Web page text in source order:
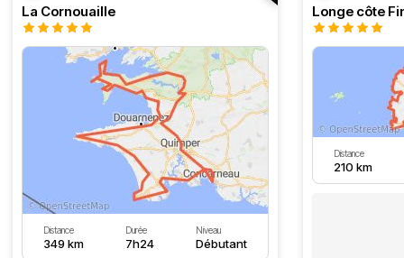
La Cornouaille
Distance
349 km
Durée
7h24
Niveau
Débutant
Distance
210 km